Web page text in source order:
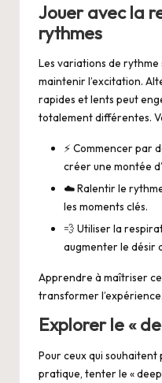
Jouer avec la
rythmes
Les variations de
maintenir l’excitation.
rapides et lents peut
totalement différentes.
⚡ Commencer par
créer une montée
☁️ Ralentir le
les moments clés.
💨 Utiliser la
augmenter le désir
Apprendre à maîtriser
transformer l’expérience.
Explorer le «
Pour ceux qui souhaitent
pratique, tenter le «